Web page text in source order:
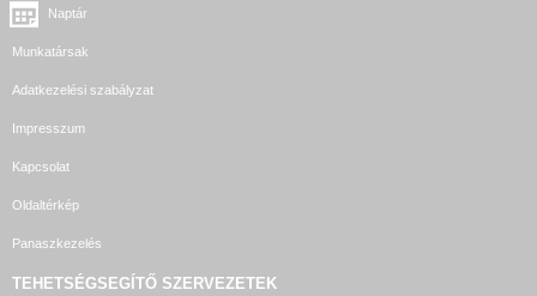
Naptár
Munkatársak
Adatkezelési szabályzat
Impresszum
Kapcsolat
Oldaltérkép
Panaszkezelés
TEHETSÉGSEGÍTŐ SZERVEZETEK